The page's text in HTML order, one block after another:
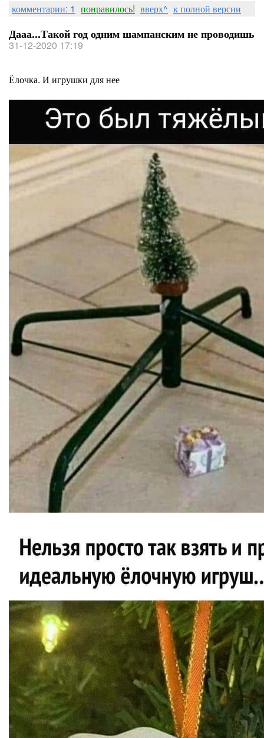
комментарии: 1 понравилось! вверх^ к полной версии
Дааа...Такой год одним шампанским не проводишь
31-12-2020 17:19
Ёлочка. И игрушки для нее